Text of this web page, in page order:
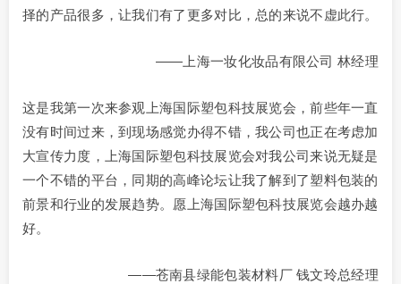
择的产品很多，让我们有了更多对比，总的来说不虚此行。
——上海一妆化妆品有限公司 林经理
这是我第一次来参观上海国际塑包科技展览会，前些年一直
没有时间过来，到现场感觉办得不错，我公司也正在考虑加
大宣传力度，上海国际塑包科技展览会对我公司来说无疑是
一个不错的平台，同期的高峰论坛让我了解到了塑料包装的
前景和行业的发展趋势。愿上海国际塑包科技展览会越办越
好。
——苍南县绿能包装材料厂 钱文玲总经理